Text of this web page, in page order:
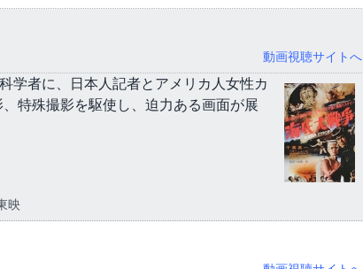
動画視聴サイトへ
学者に、日本人記者とアメリカ人女性カ
特殊撮影を駆使し、迫力ある画面が展
映